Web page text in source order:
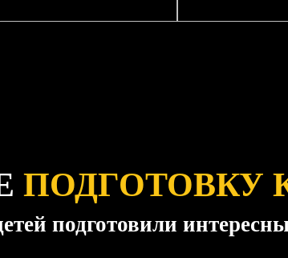
ПОДГОТОВКУ
подготовили